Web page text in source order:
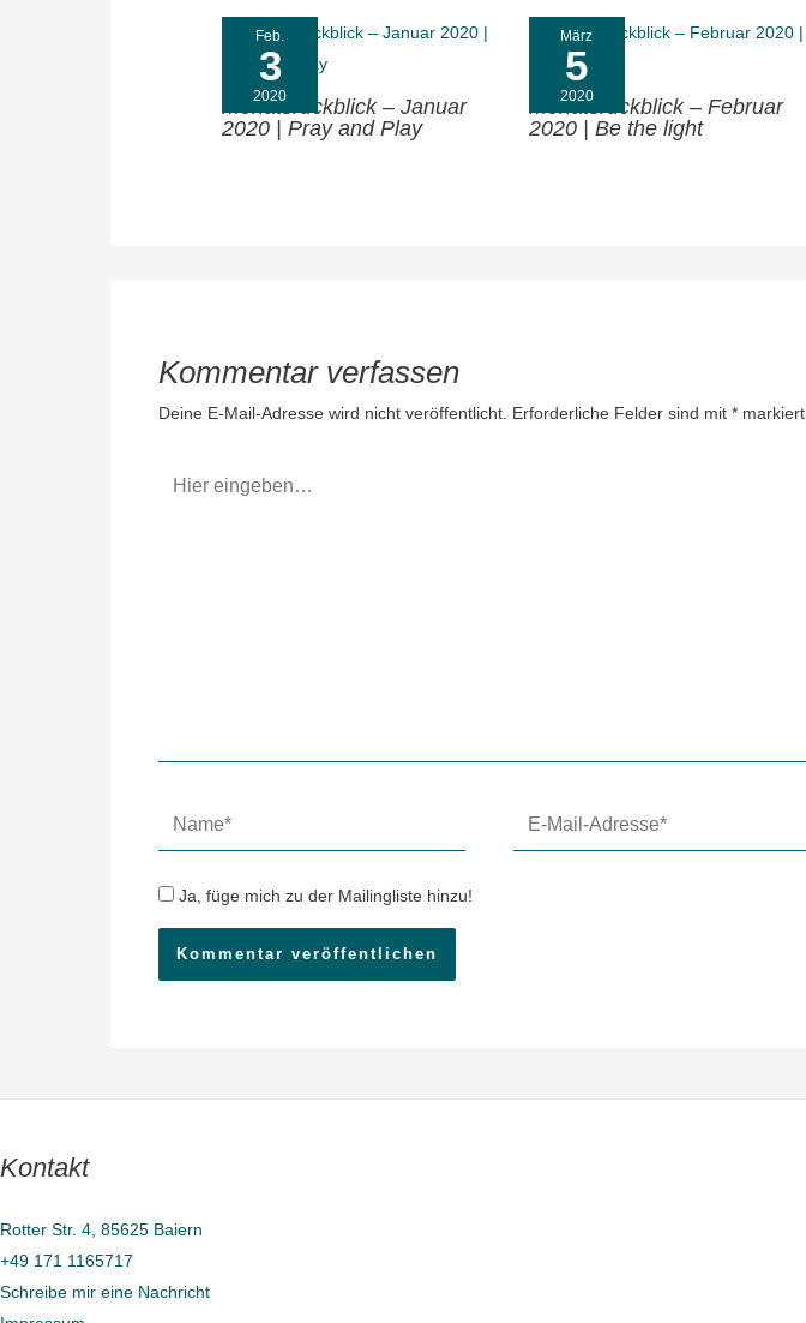
Feb.
3
2020
Monatsrückblick – Januar
2020 | Pray and Play
März
5
2020
Monatsrückblick – Februar
2020 | Be the light
Kommentar verfassen
Deine E-Mail-Adresse wird nicht veröffentlicht. Erforderliche Felder sind mit * markiert
eingeben…
Name*
Ja, füge mich zu der Mailingliste hinzu!
Kontakt
Rotter Str. 4, 85625 Baiern
+49 171 1165717
Schreibe mir eine Nachricht